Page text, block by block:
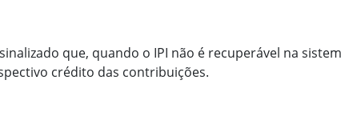
que, quando o IPI não é recuperável na
crédito das contribuições.